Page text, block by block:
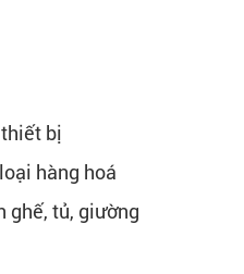
bị
hàng hoá
ghế, tủ, giường